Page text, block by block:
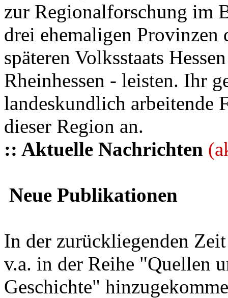
zur Regionalforschung im
drei ehemaligen Provinzen
späteren Volksstaats
Rheinhessen - leisten. Ihr
landeskundlich arbeitende
dieser Region an.
:: Aktuelle Nachrichten
Neue Publikationen
In der zurückliegenden
v.a. in der Reihe "Quellen
Geschichte"